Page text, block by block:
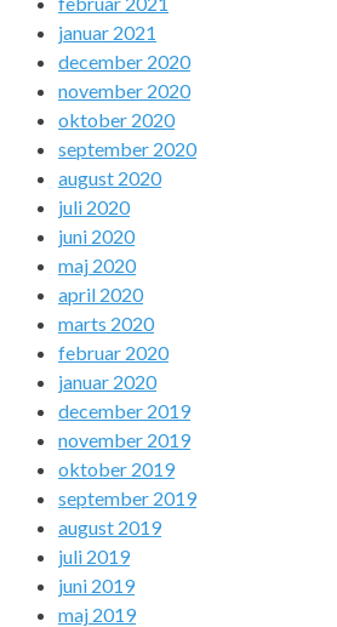
januar 2021
december 2020
november 2020
oktober 2020
september 2020
august 2020
juli 2020
juni 2020
maj 2020
april 2020
marts 2020
februar 2020
januar 2020
december 2019
november 2019
oktober 2019
september 2019
august 2019
juli 2019
juni 2019
maj 2019